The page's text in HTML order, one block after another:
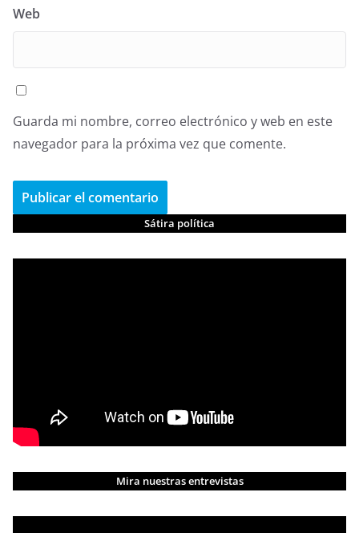
Web
Guarda mi nombre, correo electrónico y web en este
navegador para la próxima vez que comente.
Sátira política
Mira nuestras entrevistas